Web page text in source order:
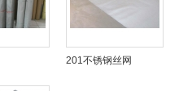
201不锈钢丝网